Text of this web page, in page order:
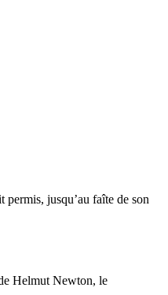
jusqu’au faîte de son
Helmut Newton, le